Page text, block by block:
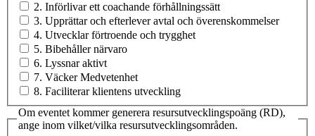
2. Införlivar ett coachande förhållningssätt
3. Upprättar och efterlever avtal och överenskommelser
4. Utvecklar förtroende och trygghet
5. Bibehåller närvaro
6. Lyssnar aktivt
7. Väcker Medvetenhet
8. Faciliterar klientens utveckling
Om eventet kommer generera resursutvecklingspoäng (RD),
ange inom vilket/vilka resursutvecklingsområden.